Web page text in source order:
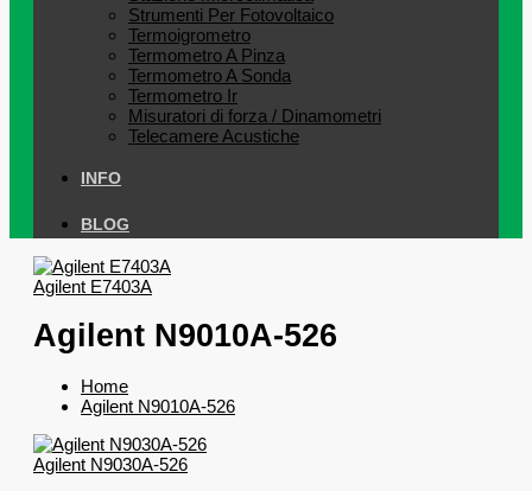
Strumenti Per Fotovoltaico
Termoigrometro
Termometro A Pinza
Termometro A Sonda
Termometro Ir
Misuratori di forza / Dinamometri
Telecamere Acustiche
INFO
BLOG
Agilent E7403A
Agilent N9010A-526
Home
Agilent N9010A-526
Agilent N9030A-526